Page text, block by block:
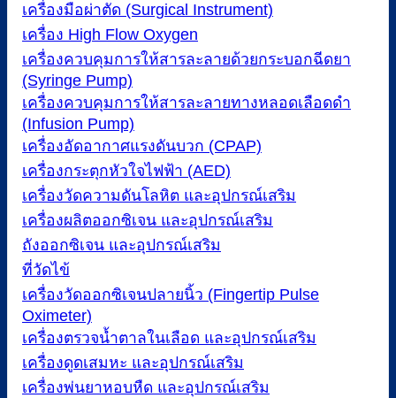
เครื่องมือผ่าตัด (Surgical Instrument)
เครื่อง High Flow Oxygen
เครื่องควบคุมการให้สารละลายด้วยกระบอกฉีดยา
(Syringe Pump)
เครื่องควบคุมการให้สารละลายทางหลอดเลือดดำ
(Infusion Pump)
เครื่องอัดอากาศแรงดันบวก (CPAP)
เครื่องกระตุกหัวใจไฟฟ้า (AED)
เครื่องวัดความดันโลหิต และอุปกรณ์เสริม
เครื่องผลิตออกซิเจน และอุปกรณ์เสริม
ถังออกซิเจน และอุปกรณ์เสริม
ที่วัดไข้
เครื่องวัดออกซิเจนปลายนิ้ว (Fingertip Pulse
Oximeter)
เครื่องตรวจน้ำตาลในเลือด และอุปกรณ์เสริม
เครื่องดูดเสมหะ และอุปกรณ์เสริม
เครื่องพ่นยาหอบหืด และอุปกรณ์เสริม